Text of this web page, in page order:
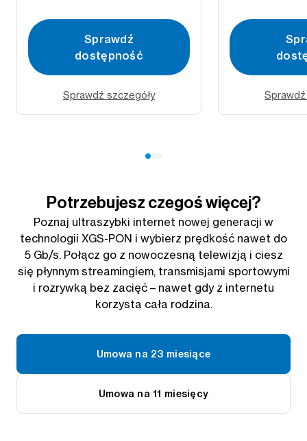
Sprawdź
dostępność
Sprawdź szczegóły
Potrzebujesz czegoś więcej?
Poznaj ultraszybki internet nowej generacji w
technologii XGS-PON i wybierz prędkość nawet do
5 Gb/s. Połącz go z nowoczesną telewizją i ciesz
się płynnym streamingiem, transmisjami sportowymi
i rozrywką bez zacięć – nawet gdy z internetu
korzysta cała rodzina.
Umowa na 23 miesiące
Umowa na 11 miesięcy